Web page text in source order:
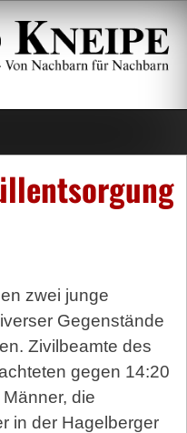
zwei junge
Gegenstände
Zivilbeamte des
gegen 14:20
die
in der Hagelberger